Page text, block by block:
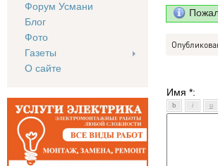
Форум Усмани
Блог
Фото
Газеты
О сайте
Имя *: